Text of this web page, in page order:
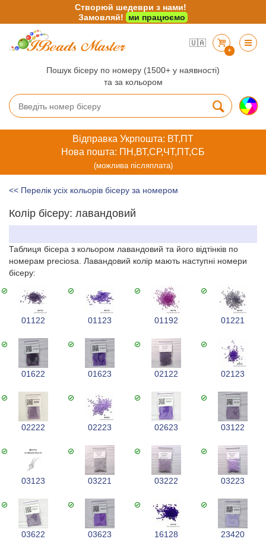
🇺🇦
+
Пошук бісеру по номеру (1500+ у наявності)
та за кольором
Відправка Укрпошта: ВТ,ПТ
Нова пошта: ПН,ВТ,СР,ЧТ,ПТ,СБ
(можлива післяплата)
<< Перелік усіх кольорів бісеру за номером
Колір бісеру: лавандовий
Таблиця бісера з кольором лавандовий та його відтінків по
номерам preciosa. Лавандовий колір мають наступні номери
бісеру:
01122 01123 01192 01221
01622 01623 02122 02123
02222 02223 02623 03122
03123 03221 03222 03223
03622 03623 16128 23420
Створюй шедеври з нами!
Замовляй!
ми працюємо